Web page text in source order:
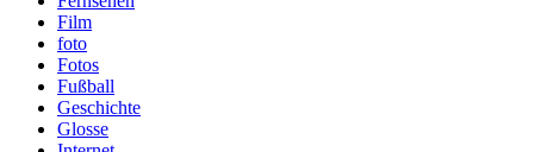
Film
foto
Fotos
Fußball
Geschichte
Glosse